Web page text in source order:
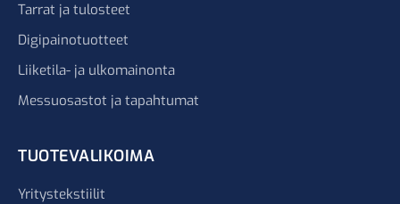
Tarrat ja tulosteet
Digipainotuotteet
Liiketila- ja ulkomainonta
Messuosastot ja tapahtumat
TUOTEVALIKOIMA
Yritystekstiilit